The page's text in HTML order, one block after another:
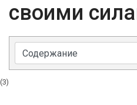
своими
(3)